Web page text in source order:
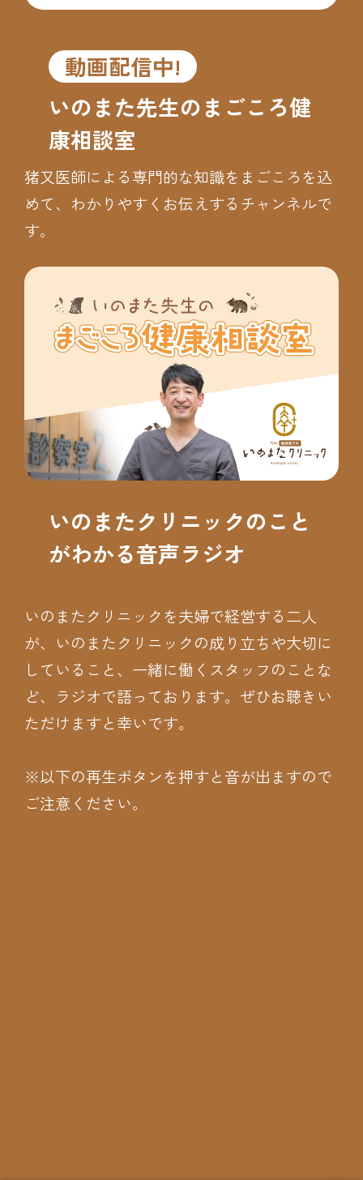
動画配信中!
いのまた先生のまごころ健
康相談室
猪又医師による専門的な知識をまごころを込
めて、わかりやすくお伝えするチャンネルで
す。
いのまたクリニックのこと
がわかる音声ラジオ
いのまたクリニックを夫婦で経営する二人
が、いのまたクリニックの成り立ちや大切に
していること、一緒に働くスタッフのことな
ど、ラジオで語っております。ぜひお聴きい
ただけますと幸いです。
※以下の再生ボタンを押すと音が出ますので
ご注意ください。